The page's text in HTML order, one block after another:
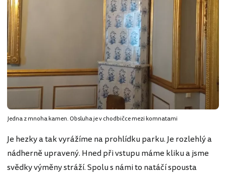
Jedna z mnoha kamen. Obsluha je v chodbičce mezi komnatami
Je hezky a tak vyrážíme na prohlídku parku. Je rozlehlý a
nádherně upravený. Hned při vstupu máme kliku a jsme
svědky výměny stráží. Spolu s námi to natáčí spousta